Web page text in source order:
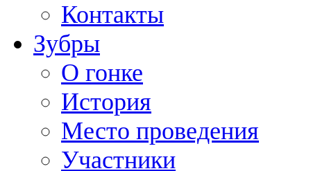
Контакты
Зубры
О гонке
История
Место проведения
Участники